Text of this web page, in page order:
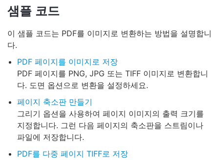
샘플 코드
이 샘플 코드는 PDF를 이미지로 변환하는 방법을 설명합니
다.
PDF 페이지를 이미지로 저장
PDF 페이지를 PNG, JPG 또는 TIFF 이미지로 변환합니
다. 도면 옵션으로 변환을 설정하세요.
페이지 축소판 만들기
그리기 옵션을 사용하여 페이지 이미지의 출력 크기를
지정합니다. 그런 다음 페이지의 축소판을 스트림이나
파일에 저장합니다.
PDF를 다중 페이지 TIFF로 저장